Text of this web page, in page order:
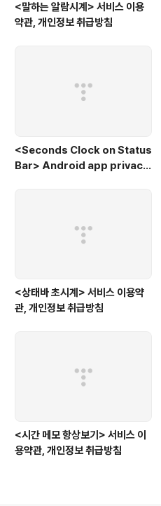
<말하는 알람시계> 서비스 이용
약관, 개인정보 취급방침
<Seconds Clock on Status
Bar> Android app privacy
<상태바 초시계> 서비스 이용약
관, 개인정보 취급방침
<시간 메모 항상보기> 서비스 이
용약관, 개인정보 취급방침